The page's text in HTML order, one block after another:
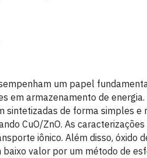
um papel
em armazenamento de
sintetizadas de forma simples e
CuO/ZnO. As caracterizações
iônico. Além disso, óxido
valor por um método de